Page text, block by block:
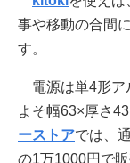
事や移動の合間
す。
電源は単4形ア
よそ幅63×厚さ
ーストアでは、
の1万1000円で